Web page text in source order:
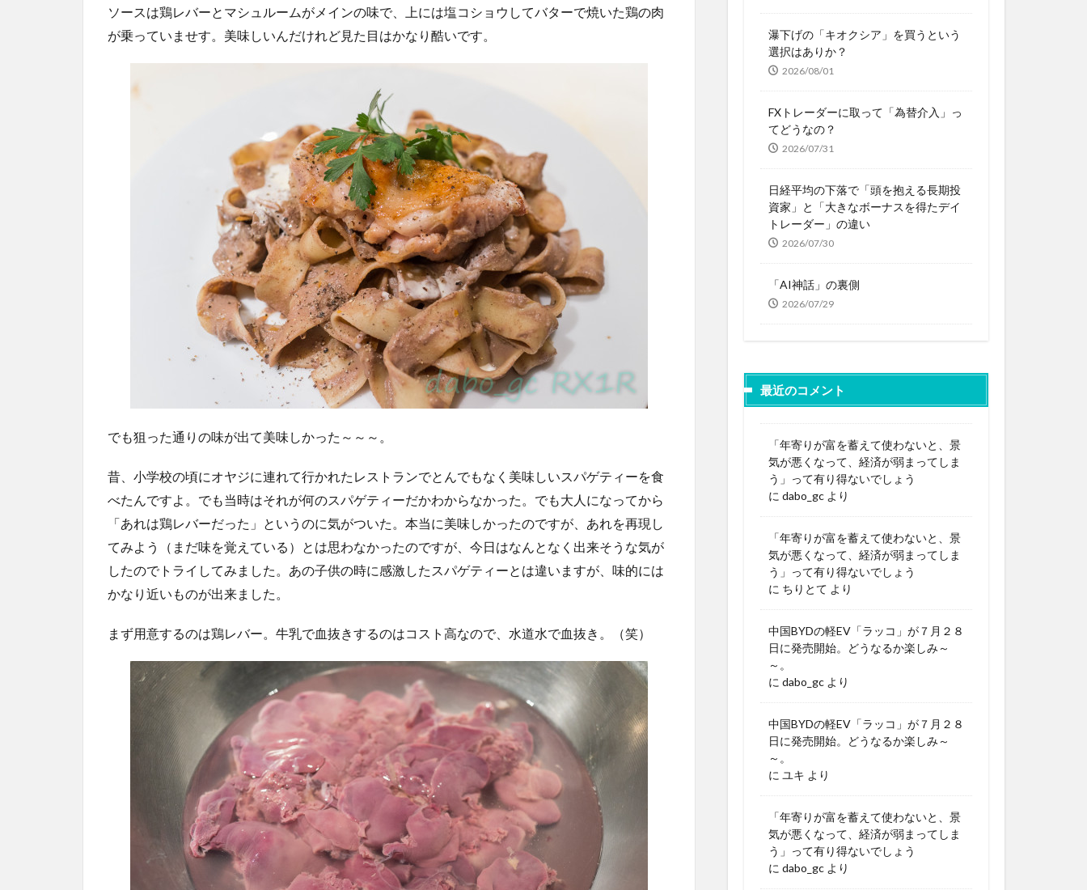
ソースは鶏レバーとマシュルームがメインの味で、上には塩コショウしてバターで焼いた鶏の肉
が乗っていませす。美味しいんだけれど見た目はかなり酷いです。
でも狙った通りの味が出て美味しかった～～～。
昔、小学校の頃にオヤジに連れて行かれたレストランでとんでもなく美味しいスパゲティーを食
べたんですよ。でも当時はそれが何のスパゲティーだかわからなかった。でも大人になってから
「あれは鶏レバーだった」というのに気がついた。本当に美味しかったのですが、あれを再現し
てみよう（まだ味を覚えている）とは思わなかったのですが、今日はなんとなく出来そうな気が
したのでトライしてみました。あの子供の時に感激したスパゲティーとは違いますが、味的には
かなり近いものが出来ました。
まず用意するのは鶏レバー。牛乳で血抜きするのはコスト高なので、水道水で血抜き。（笑）
瀑下げの「キオクシア」を買うという
選択はありか？
2026/08/01
FXトレーダーに取って「為替介入」っ
てどうなの？
2026/07/31
日経平均の下落で「頭を抱える長期投
資家」と「大きなボーナスを得たデイ
トレーダー」の違い
2026/07/30
「AI神話」の裏側
2026/07/29
最近のコメント
「年寄りが富を蓄えて使わないと、景
気が悪くなって、経済が弱まってしま
う」って有り得ないでしょう
に dabo_gc より
「年寄りが富を蓄えて使わないと、景
気が悪くなって、経済が弱まってしま
う」って有り得ないでしょう
に ちりとて より
中国BYDの軽EV「ラッコ」が７月２８
日に発売開始。どうなるか楽しみ～
～。
に dabo_gc より
中国BYDの軽EV「ラッコ」が７月２８
日に発売開始。どうなるか楽しみ～
～。
に ユキ より
「年寄りが富を蓄えて使わないと、景
気が悪くなって、経済が弱まってしま
う」って有り得ないでしょう
に dabo_gc より